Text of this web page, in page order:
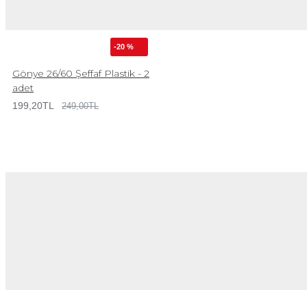
-20 %
Gönye 26/60 Şeffaf Plastik - 2
adet
199,20TL 249,00TL